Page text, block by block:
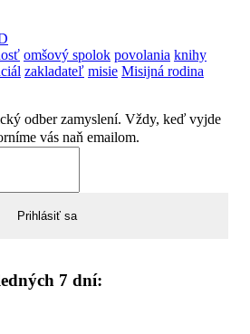
omšový spolok povolania knihy
zakladateľ misie Misijná rodina
odber zamyslení. Vždy, keď vyjde
vás naň emailom.
7 dní: